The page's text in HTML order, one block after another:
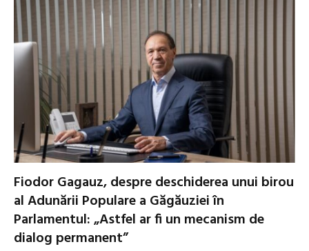
Fiodor Gagauz, despre deschiderea unui birou
al Adunării Populare a Găgăuziei în
Parlamentul: „Astfel ar fi un mecanism de
dialog permanent”